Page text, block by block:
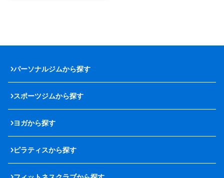
パーソナルジムから探す
スポーツジムから探す
ヨガから探す
ピラティスから探す